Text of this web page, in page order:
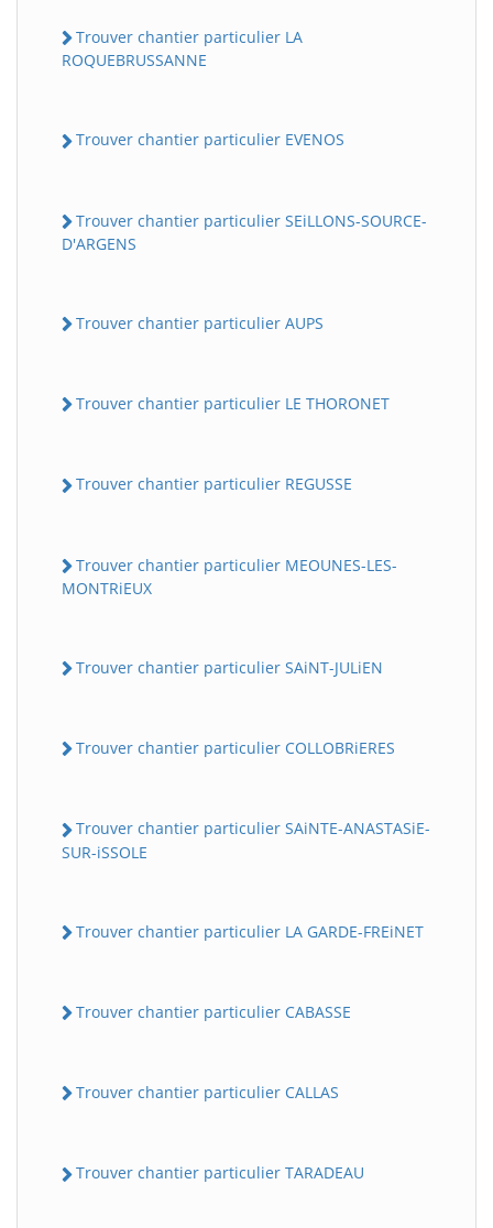
Trouver chantier particulier LA
ROQUEBRUSSANNE
Trouver chantier particulier EVENOS
Trouver chantier particulier SEiLLONS-SOURCE-
D'ARGENS
Trouver chantier particulier AUPS
Trouver chantier particulier LE THORONET
Trouver chantier particulier REGUSSE
Trouver chantier particulier MEOUNES-LES-
MONTRiEUX
Trouver chantier particulier SAiNT-JULiEN
Trouver chantier particulier COLLOBRiERES
Trouver chantier particulier SAiNTE-ANASTASiE-
SUR-iSSOLE
Trouver chantier particulier LA GARDE-FREiNET
Trouver chantier particulier CABASSE
Trouver chantier particulier CALLAS
Trouver chantier particulier TARADEAU